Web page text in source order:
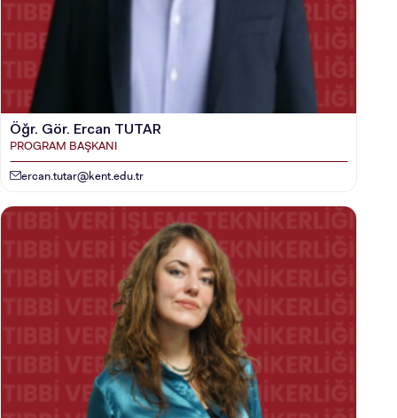
Öğr. Gör. Ercan TUTAR
PROGRAM BAŞKANI
ercan.tutar@kent.edu.tr